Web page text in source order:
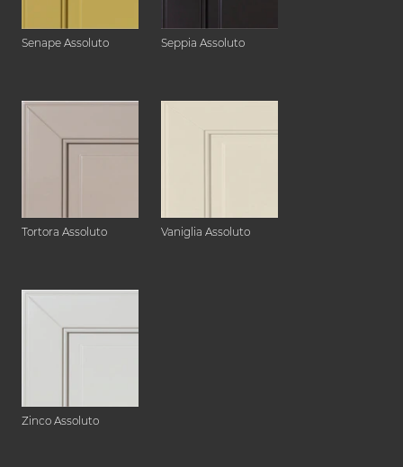
Senape Assoluto Seppia Assoluto
Tortora Assoluto Vaniglia Assoluto
Zinco Assoluto